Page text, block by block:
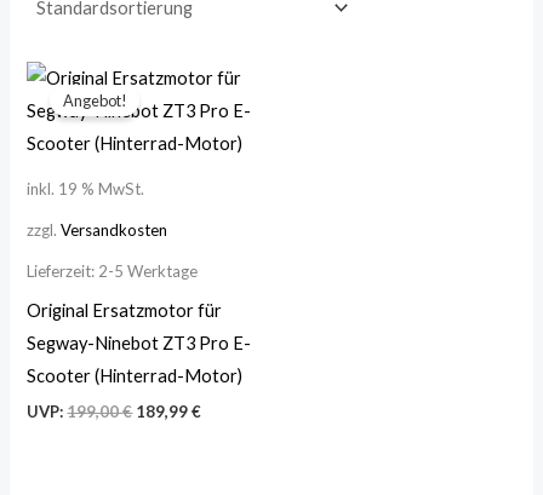
Angebot!
inkl. 19 % MwSt.
zzgl.Versandkosten
Lieferzeit: 2-5 Werktage
Original Ersatzmotor für
Segway-Ninebot ZT3 Pro E-
Scooter (Hinterrad-Motor)
UVP: 199,00€
Ursprünglicher
Preis
war:
189,99€
Aktueller
Preis
ist:
189,99 €.